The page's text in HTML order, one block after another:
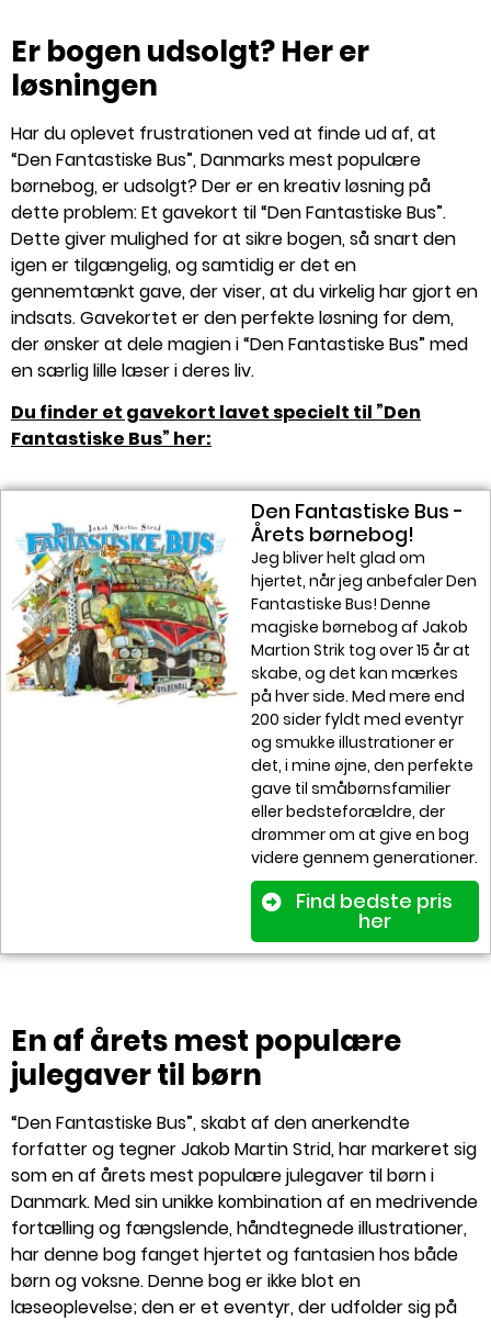
Er bogen udsolgt? Her er
løsningen
Har du oplevet frustrationen ved at finde ud af, at
“Den Fantastiske Bus”, Danmarks mest populære
børnebog, er udsolgt? Der er en kreativ løsning på
dette problem: Et gavekort til “Den Fantastiske Bus”.
Dette giver mulighed for at sikre bogen, så snart den
igen er tilgængelig, og samtidig er det en
gennemtænkt gave, der viser, at du virkelig har gjort en
indsats. Gavekortet er den perfekte løsning for dem,
der ønsker at dele magien i “Den Fantastiske Bus” med
en særlig lille læser i deres liv.
Du finder et gavekort lavet specielt til ”Den
Fantastiske Bus” her:
Den Fantastiske Bus -
Årets børnebog!
Jeg bliver helt glad om
hjertet, når jeg anbefaler Den
Fantastiske Bus! Denne
magiske børnebog af Jakob
Martion Strik tog over 15 år at
skabe, og det kan mærkes
på hver side. Med mere end
200 sider fyldt med eventyr
og smukke illustrationer er
det, i mine øjne, den perfekte
gave til småbørnsfamilier
eller bedsteforældre, der
drømmer om at give en bog
videre gennem generationer.
Find bedste pris
her
En af årets mest populære
julegaver til børn
“Den Fantastiske Bus”, skabt af den anerkendte
forfatter og tegner Jakob Martin Strid, har markeret sig
som en af årets mest populære julegaver til børn i
Danmark. Med sin unikke kombination af en medrivende
fortælling og fængslende, håndtegnede illustrationer,
har denne bog fanget hjertet og fantasien hos både
børn og voksne. Denne bog er ikke blot en
læseoplevelse; den er et eventyr, der udfolder sig på